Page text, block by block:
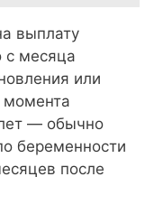
выплату
с месяца
или
момента
— обычно
беременности
после